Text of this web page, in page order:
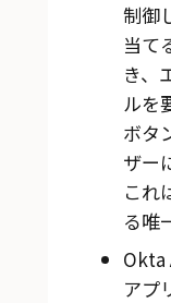
制御
当て
き、
ルを
ボタ
ザー
これ
る唯
Okta
アプ